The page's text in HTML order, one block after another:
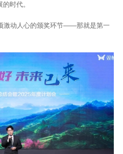
时代。
激动人心的颁奖环节——那就是第一